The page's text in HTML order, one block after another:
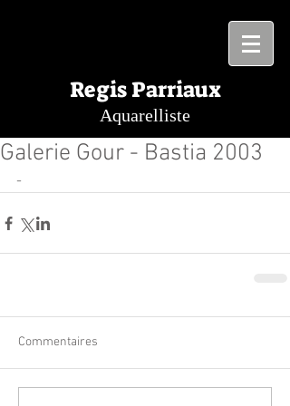
Regis Parriaux
Aquarelliste
Galerie Gour - Bastia 2003
-
Commentaires